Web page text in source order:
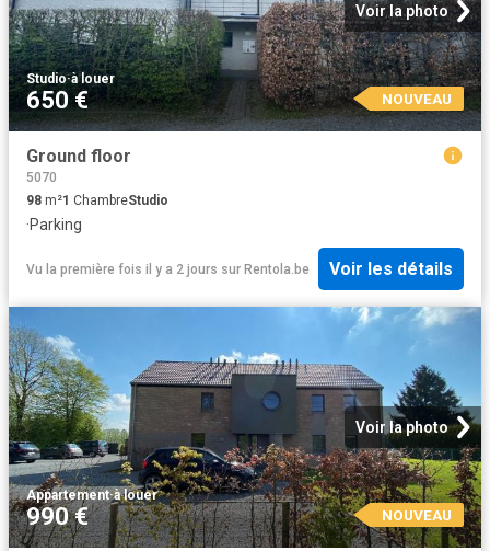
Voir la photo
Studio·à louer
650 € NOUVEAU
Ground floor
5070
98 m²1 ChambreStudio
·Parking
Vu la première fois il y a 2 jours sur Rentola.be Voir les détails
Voir la photo
Appartement·à louer
990 € NOUVEAU